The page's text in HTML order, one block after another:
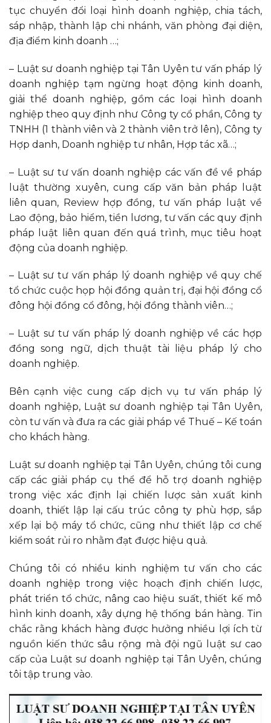
tục chuyển đổi loại hình doanh nghiệp, chia tách,
sáp nhập, thành lập chi nhánh, văn phòng đại diện,
địa điểm kinh doanh …;
– Luật sư doanh nghiệp tại Tân Uyên tư vấn pháp lý
doanh nghiệp tạm ngừng hoạt động kinh doanh,
giải thể doanh nghiệp, gồm các loại hình doanh
nghiệp theo quy định như Công ty cổ phần, Công ty
TNHH (1 thành viên và 2 thành viên trở lên), Công ty
Hợp danh, Doanh nghiệp tư nhân, Hợp tác xã…;
– Luật sư tư vấn doanh nghiệp các vấn đề về pháp
luật thường xuyên, cung cấp văn bản pháp luật
liên quan, Review hợp đồng, tư vấn pháp luật về
Lao động, bảo hiểm, tiền lương, tư vấn các quy định
pháp luật liên quan đến quá trình, mục tiêu hoạt
động của doanh nghiệp.
– Luật sư tư vấn pháp lý doanh nghiệp về quy chế
tổ chức cuộc họp hội đồng quản trị, đại hội đồng cổ
đông hội đồng cổ đông, hội đồng thành viên…;
– Luật sư tư vấn pháp lý doanh nghiệp về các hợp
đồng song ngữ, dịch thuật tài liệu pháp lý cho
doanh nghiệp.
Bên cạnh việc cung cấp dịch vụ tư vấn pháp lý
doanh nghiệp, Luật sư doanh nghiệp tại Tân Uyên,
còn tư vấn và đưa ra các giải pháp về Thuế – Kế toán
cho khách hàng.
Luật sư doanh nghiệp tại Tân Uyên, chúng tôi cung
cấp các giải pháp cụ thể để hỗ trợ doanh nghiệp
trong việc xác định lại chiến lược sản xuất kinh
doanh, thiết lập lại cấu trúc công ty phù hợp, sắp
xếp lại bộ máy tổ chức, cũng như thiết lập cơ chế
kiểm soát rủi ro nhằm đạt được hiệu quả.
Chúng tôi có nhiều kinh nghiệm tư vấn cho các
doanh nghiệp trong việc hoạch định chiến lược,
phát triển tổ chức, nâng cao hiệu suất, thiết kế mô
hình kinh doanh, xây dựng hệ thống bán hàng. Tin
chắc rằng khách hàng được hưởng nhiều lợi ích từ
nguồn kiến thức sâu rộng mà đội ngũ luật sư cao
cấp của Luật sư doanh nghiệp tại Tân Uyên, chúng
tôi tập trung vào.